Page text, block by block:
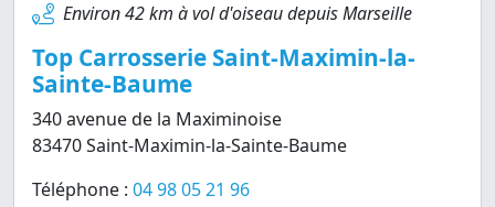
Environ 42 km à vol d'oiseau depuis Marseille
Top Carrosserie Saint-Maximin-la-
Sainte-Baume
340 avenue de la Maximinoise
83470 Saint-Maximin-la-Sainte-Baume
Téléphone : 04 98 05 21 96